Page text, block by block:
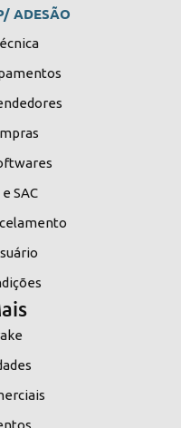
ADESÃO
SAC